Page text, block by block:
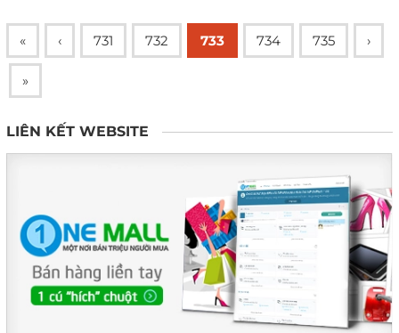
« ‹ 731 732 733 734 735 ›
»
LIÊN KẾT WEBSITE